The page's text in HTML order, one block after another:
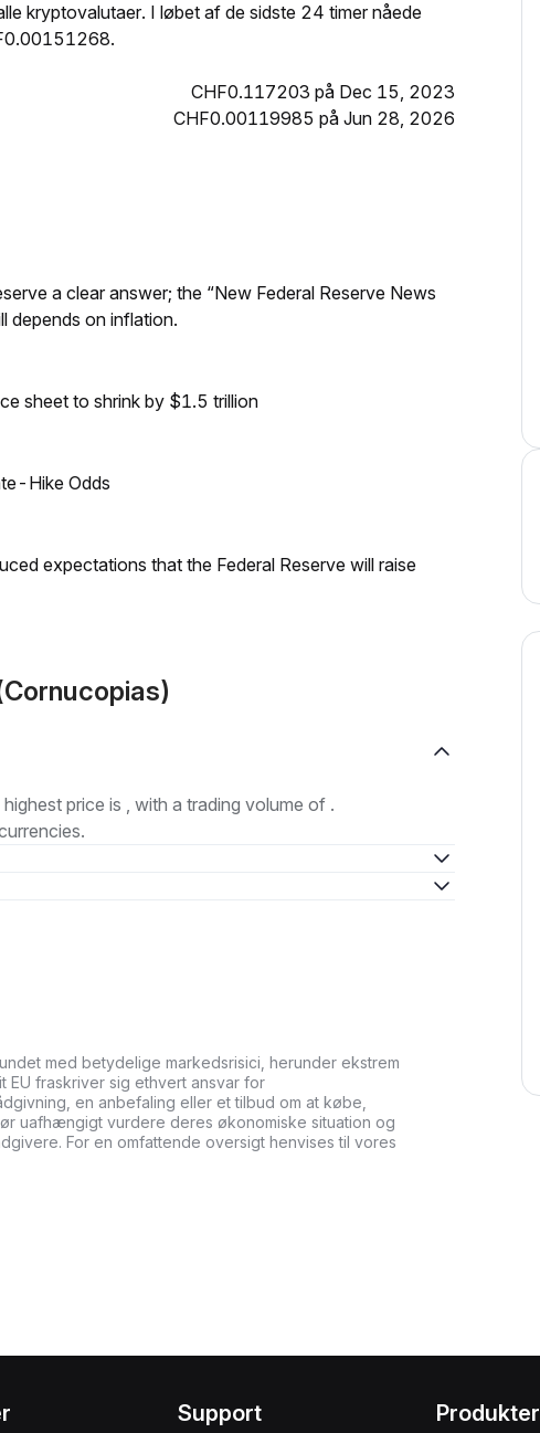
kryptovalutaer. I løbet af de sidste 24 timer nåede
CHF0.117203 på Dec 15, 2023
CHF0.00119985 på Jun 28, 2026
a clear answer; the “New Federal Reserve News
depends on inflation.
sheet to shrink by $1.5 trillion
Hike Odds
expectations that the Federal Reserve will raise
price is , with a trading volume of .
med betydelige markedsrisici, herunder ekstrem
EU fraskriver sig ethvert ansvar for
en anbefaling eller et tilbud om at købe,
uafhængigt vurdere deres økonomiske situation og
For en omfattende oversigt henvises til vores
Support Produkter